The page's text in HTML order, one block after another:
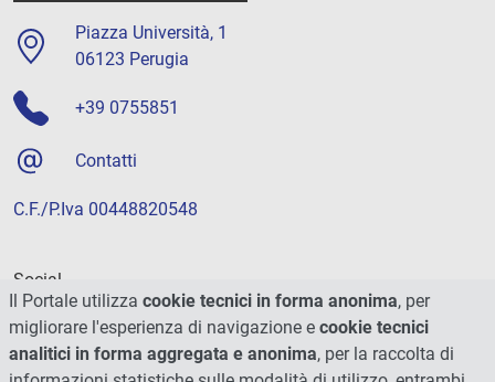
Piazza Università, 1
06123 Perugia
+39 0755851
Contatti
C.F./P.Iva 00448820548
Social
Il Portale utilizza cookie tecnici in forma anonima, per
migliorare l'esperienza di navigazione e cookie tecnici
analitici in forma aggregata e anonima, per la raccolta di